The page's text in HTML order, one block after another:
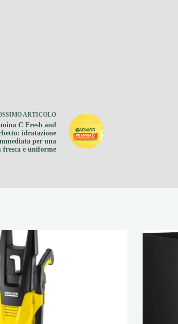
ARTICOLO
C Fresh and
idratazione
per una
e uniforme